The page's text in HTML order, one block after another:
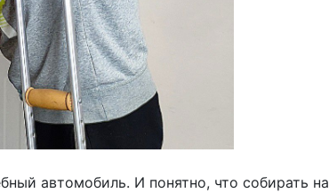
автомобиль. И понятно, что собирать на